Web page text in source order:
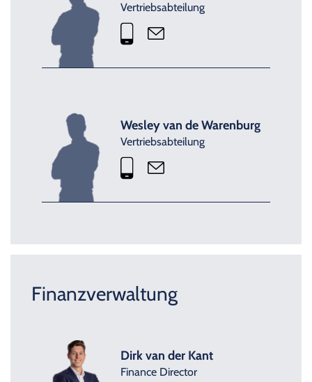
Vertriebsabteilung
Wesley van de Warenburg
Vertriebsabteilung
Finanzverwaltung
Dirk van der Kant
Finance Director